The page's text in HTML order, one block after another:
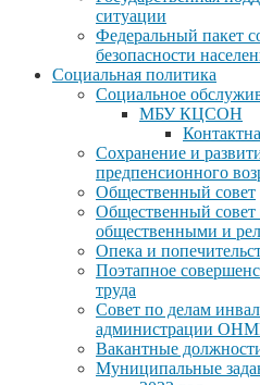
ситуации
Федеральный пакет
безопасности
Социальная политика
Социальное
МБУ КЦСОН
Сохранение и
предпенсионного
Общественный совет
Общественный совет
общественными и
Опека и
Поэтапное
труда
Совет по делам
администрации
Вакантные
Муниципальные